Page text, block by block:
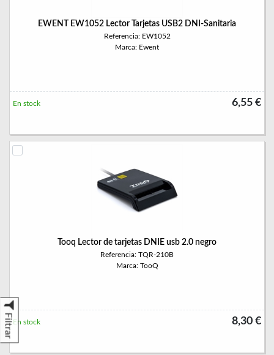
Filtrar
EWENT EW1052 Lector Tarjetas USB2 DNI-Sanitaria
Referencia: EW1052
Marca: Ewent
6,55 €
En stock
Tooq Lector de tarjetas DNIE usb 2.0 negro
Referencia: TQR-210B
Marca: TooQ
8,30 €
En stock